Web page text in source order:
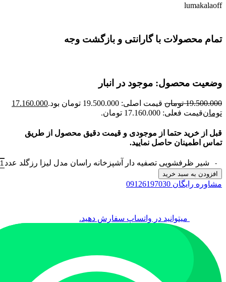
lumakalaoff
تمام محصولات با گارانتی و بازگشت وجه
وضعیت محصول: موجود در انبار
19.500.000 تومان قیمت اصلی: 19.500.000 تومان بود.
17.160.000
تومانقیمت فعلی: 17.160.000 تومان.
قبل از خرید حتما از موجودی و قیمت دقیق محصول از طریق
تماس اطمینان حاصل نمایید.
شیر ظرفشویی تصفیه دار آشپزخانه راسان مدل لیزا رزگلد عدد
افزودن به سبد خرید
مشاوره رایگان 09126197030
میتوانید در واتساپ سفارش دهید.